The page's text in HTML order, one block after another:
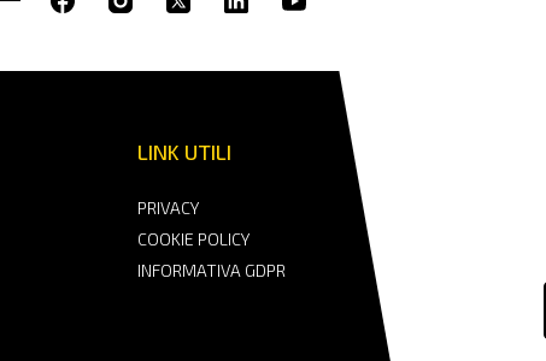
LINK UTILI
PRIVACY
COOKIE POLICY
INFORMATIVA GDPR